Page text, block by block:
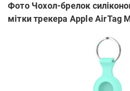
Фото Чохол-брелок
мітки трекера Apple AirTag